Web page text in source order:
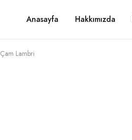
Anasayfa Hakkımızda
Çam Lambri